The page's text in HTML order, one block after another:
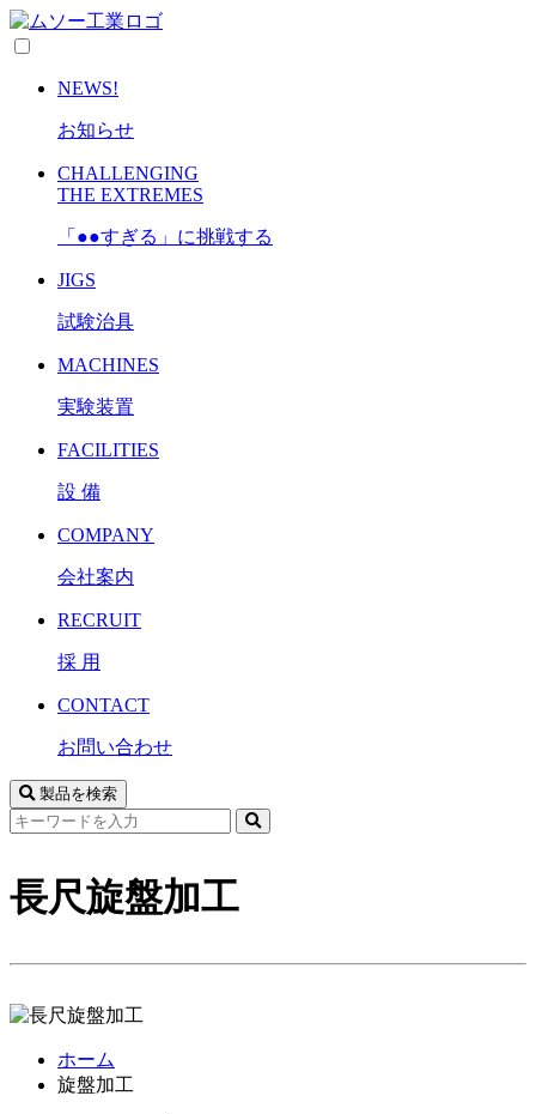
NEWS!
お知らせ
CHALLENGING
THE EXTREMES
「●●すぎる」に挑戦する
JIGS
試験治具
MACHINES
実験装置
FACILITIES
設 備
COMPANY
会社案内
RECRUIT
採 用
CONTACT
お問い合わせ
製品を検索
サ
内
検
長尺旋盤加工
ホーム
旋盤加工